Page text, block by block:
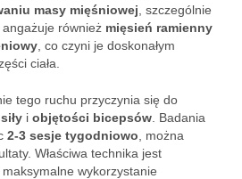
masy mięśniowej , szczególnie
angażuje również mięsień ramienny
, co czyni je doskonałym
ciała.
tego ruchu przyczynia się do
siły i objętości bicepsów . Badania
2-3 sesje tygodniowo , można
Właściwa technika jest
wykorzystanie